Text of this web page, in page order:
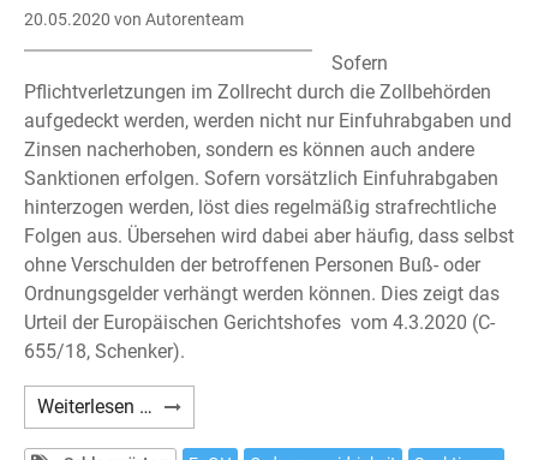
20.05.2020 von Autorenteam
Sofern
Pflichtverletzungen im Zollrecht durch die Zollbehörden
aufgedeckt werden, werden nicht nur Einfuhrabgaben und
Zinsen nacherhoben, sondern es können auch andere
Sanktionen erfolgen. Sofern vorsätzlich Einfuhrabgaben
hinterzogen werden, löst dies regelmäßig strafrechtliche
Folgen aus. Übersehen wird dabei aber häufig, dass selbst
ohne Verschulden der betroffenen Personen Buß- oder
Ordnungsgelder verhängt werden können. Dies zeigt das
Urteil der Europäischen Gerichtshofes vom 4.3.2020 (C-
655/18, Schenker).
Weiterlesen … Sanktionen
im